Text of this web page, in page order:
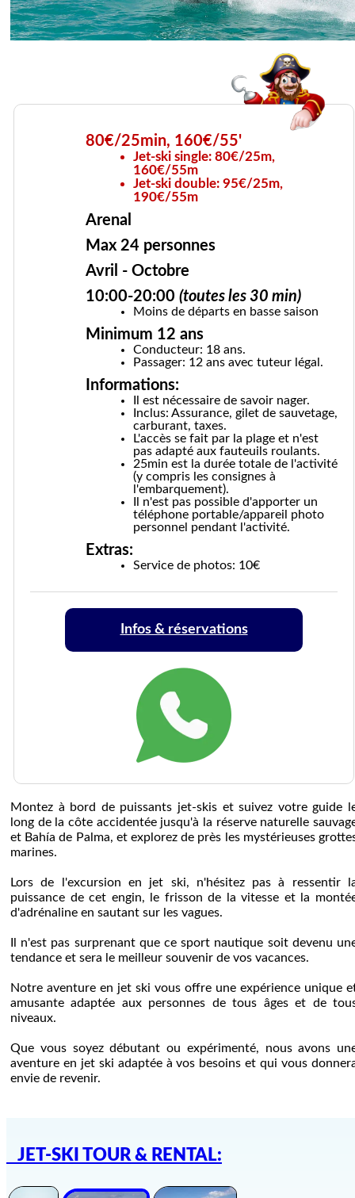
80€/25min, 160€/55'
Jet-ski single: 80€/25m,
160€/55m
Jet-ski double: 95€/25m,
190€/55m
Arenal
Max 24 personnes
Avril - Octobre
10:00-20:00 (toutes les 30 min)
Moins de départs en basse saison
Minimum 12 ans
Conducteur: 18 ans.
Passager: 12 ans avec tuteur légal.
Informations:
Il est nécessaire de savoir nager.
Inclus: Assurance, gilet de sauvetage,
carburant, taxes.
L'accès se fait par la plage et n'est
pas adapté aux fauteuils roulants.
25min est la durée totale de l'activité
(y compris les consignes à
l'embarquement).
Il n'est pas possible d'apporter un
téléphone portable/appareil photo
personnel pendant l'activité.
Extras:
Service de photos: 10€
Infos & réservations
Montez à bord de puissants jet-skis et suivez votre guide
long de la côte accidentée jusqu'à la réserve naturelle
et Bahía de Palma, et explorez de près les mystérieuses
marines.
Lors de l'excursion en jet ski, n'hésitez pas à ressentir
puissance de cet engin, le frisson de la vitesse et la
d'adrénaline en sautant sur les vagues.
Il n'est pas surprenant que ce sport nautique soit devenu
tendance et sera le meilleur souvenir de vos vacances.
Notre aventure en jet ski vous offre une expérience unique
amusante adaptée aux personnes de tous âges et de
niveaux.
Que vous soyez débutant ou expérimenté, nous avons
aventure en jet ski adaptée à vos besoins et qui vous
envie de revenir.
JET-SKI TOUR & RENTAL: